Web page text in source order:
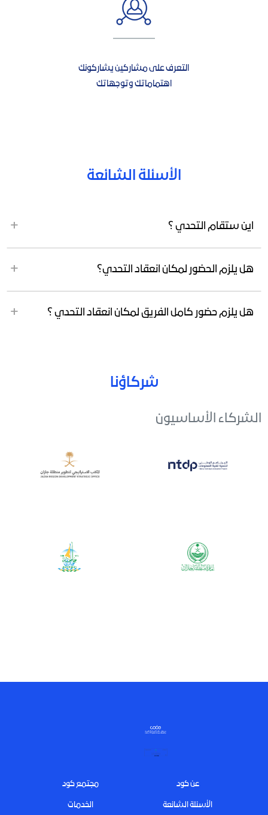
التعرف على مشاركين يشاركونك
اهتماماتك وتوجهاتك
الأسئلة الشائعة
اين ستقام التحدي ؟
هل يلزم الحضور لمكان انعقاد التحدي؟
هل يلزم حضور كامل الفريق لمكان انعقاد التحدي ؟
شركاؤنا
الشركاء الأساسيون
Footerعن كود
الخدمات
مجتمع كود
الأسئلة الشائعة